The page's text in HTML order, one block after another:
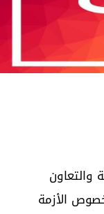
والتعاون
الأزمة